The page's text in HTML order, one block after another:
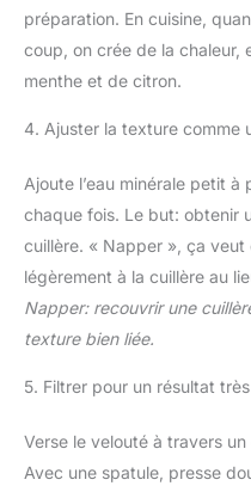
préparation. En cuisine,
coup, on crée de la chaleur,
menthe et de citron.
4. Ajuster la texture comme
Ajoute l’eau minérale petit
chaque fois. Le but: obtenir
cuillère. « Napper », ça veut
légèrement à la cuillère au
Napper: recouvrir une
texture bien liée.
5. Filtrer pour un résultat
Verse le velouté à travers
Avec une spatule, presse